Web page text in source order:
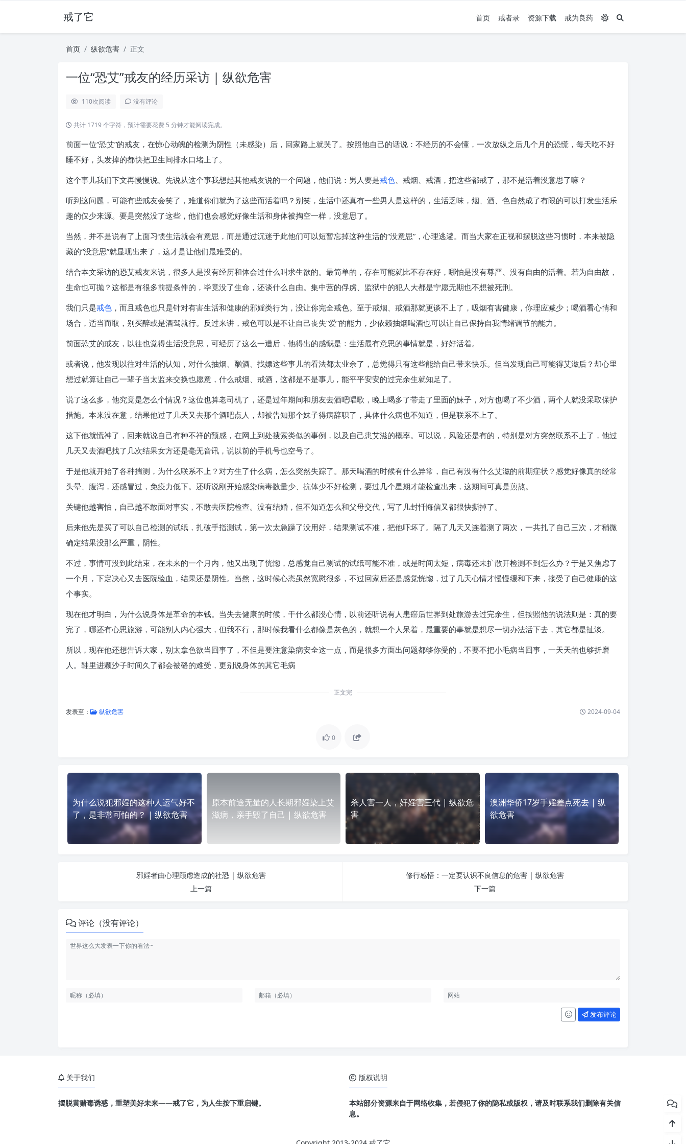
戒了它 首页 戒者录 资源下载 戒为良药
首页 纵欲危害 正文
一位“恐艾”戒友的经历采访 | 纵欲危害
110次阅读 没有评论
共计 1719 个字符，预计需要花费 5 分钟才能阅读完成。
前面一位“恐艾”的戒友，在惊心动魄的检测为阴性（未感染）后，回家路上就哭了。按照他自己的话说：不经历的不会懂，一次放纵之后几个月的恐慌，每天吃不好
睡不好，头发掉的都快把卫生间排水口堵上了。
这个事儿我们下文再慢慢说。先说从这个事我想起其他戒友说的一个问题，他们说：男人要是戒色、戒烟、戒酒，把这些都戒了，那不是活着没意思了嘛？
听到这问题，可能有些戒友会笑了，难道你们就为了这些而活着吗？别笑，生活中还真有一些男人是这样的，生活乏味，烟、酒、色自然成了有限的可以打发生活乐
趣的仅少来源。要是突然没了这些，他们也会感觉好像生活和身体被掏空一样，没意思了。
当然，并不是说有了上面习惯生活就会有意思，而是通过沉迷于此他们可以短暂忘掉这种生活的“没意思”，心理逃避。而当大家在正视和摆脱这些习惯时，本来被隐
藏的“没意思”就显现出来了，这才是让他们最难受的。
结合本文采访的恐艾戒友来说，很多人是没有经历和体会过什么叫求生欲的。最简单的，存在可能就比不存在好，哪怕是没有尊严、没有自由的活着。若为自由故，
生命也可抛？这都是有很多前提条件的，毕竟没了生命，还谈什么自由。集中营的俘虏、监狱中的犯人大都是宁愿无期也不想被死刑。
我们只是戒色 ，而且戒色也只是针对有害生活和健康的邪婬类行为，没让你完全戒色。至于戒烟、戒酒那就更谈不上了，吸烟有害健康，你理应减少；喝酒看心情和
场合，适当而取，别买醉或是酒驾就行。反过来讲，戒色可以是不让自己丧失“爱”的能力，少依赖抽烟喝酒也可以让自己保持自我情绪调节的能力。
前面恐艾的戒友，以往也觉得生活没意思，可经历了这么一遭后，他得出的感慨是：生活最有意思的事情就是，好好活着。
或者说，他发现以往对生活的认知，对什么抽烟、酗酒、找嫖这些事儿的看法都太业余了，总觉得只有这些能给自己带来快乐。但当发现自己可能得艾滋后？却心里
想过就算让自己一辈子当太监来交换也愿意，什么戒烟、戒酒，这都是不是事儿，能平平安安的过完余生就知足了。
说了这么多，他究竟是怎么个情况？这位也算老司机了，还是过年期间和朋友去酒吧唱歌，晚上喝多了带走了里面的妹子，对方也喝了不少酒，两个人就没采取保护
措施。本来没在意，结果他过了几天又去那个酒吧点人，却被告知那个妹子得病辞职了，具体什么病也不知道，但是联系不上了。
这下他就慌神了，回来就说自己有种不祥的预感，在网上到处搜索类似的事例，以及自己患艾滋的概率。可以说，风险还是有的，特别是对方突然联系不上了，他过
几天又去酒吧找了几次结果女方还是毫无音讯，说以前的手机号也空号了。
于是他就开始了各种揣测，为什么联系不上？对方生了什么病，怎么突然失踪了。那天喝酒的时候有什么异常，自己有没有什么艾滋的前期症状？感觉好像真的经常
头晕、腹泻，还感冒过，免疫力低下。还听说刚开始感染病毒数量少、抗体少不好检测，要过几个星期才能检查出来，这期间可真是煎熬。
关键他越害怕，自己越不敢面对事实，不敢去医院检查。没有结婚，但不知道怎么和父母交代，写了几封忏悔信又都很快撕掉了。
后来他先是买了可以自己检测的试纸，扎破手指测试，第一次太急躁了没用好，结果测试不准，把他吓坏了。隔了几天又连着测了两次，一共扎了自己三次，才稍微
确定结果没那么严重，阴性。
不过，事情可没到此结束，在未来的一个月内，他又出现了恍惚，总感觉自己测试的试纸可能不准，或是时间太短，病毒还未扩散开检测不到怎么办？于是又焦虑了
一个月，下定决心又去医院验血，结果还是阴性。当然，这时候心态虽然宽慰很多，不过回家后还是感觉恍惚，过了几天心情才慢慢缓和下来，接受了自己健康的这
个事实。
现在他才明白，为什么说身体是革命的本钱。当失去健康的时候，干什么都没心情，以前还听说有人患癌后世界到处旅游去过完余生，但按照他的说法则是：真的要
完了，哪还有心思旅游，可能别人内心强大，但我不行，那时候我看什么都像是灰色的，就想一个人呆着，最重要的事就是想尽一切办法活下去，其它都是扯淡。
所以，现在他还想告诉大家，别太拿色欲当回事了，不但是要注意染病安全这一点，而是很多方面出问题都够你受的，不要不把小毛病当回事，一天天的也够折磨
人。鞋里进颗沙子时间久了都会被硌的难受，更别说身体的其它毛病
正文完
发表至： 纵欲危害 2024-09-04
0
为什么说犯邪婬的这种人运气好不
了，是非常可怕的？ | 纵欲危害
原本前途无量的人长期邪婬染上艾
滋病，亲手毁了自己 | 纵欲危害
杀人害一人，奸婬害三代 | 纵欲危
害
澳洲华侨17岁手婬差点死去 | 纵
欲危害
邪婬者由心理顾虑造成的社恐 | 纵欲危害
上一篇
修行感悟：一定要认识不良信息的危害 | 纵欲危害
下一篇
评论（没有评论）
发布评论
关于我们
摆脱黄赌毒诱惑，重塑美好未来——戒了它，为人生按下重启键。
版权说明
本站部分资源来自于网络收集，若侵犯了你的隐私或版权，请及时联系我们删除有关信
息。